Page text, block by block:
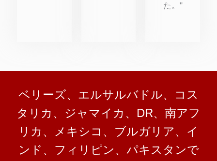
た。"
ベリーズ、エルサルバドル、コス
タリカ、ジャマイカ、DR、南アフ
リカ、メキシコ、ブルガリア、イ
ンド、フィリピン、パキスタンで